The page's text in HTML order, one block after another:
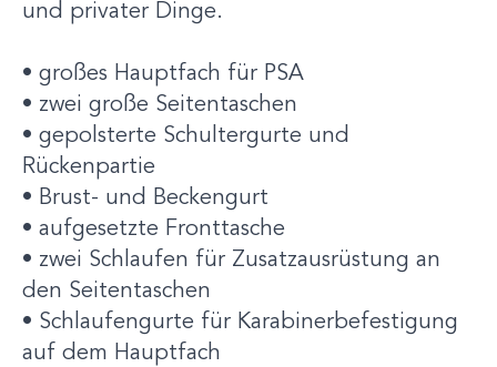
und privater Dinge.
• großes Hauptfach für PSA
• zwei große Seitentaschen
• gepolsterte Schultergurte und
Rückenpartie
• Brust- und Beckengurt
• aufgesetzte Fronttasche
• zwei Schlaufen für Zusatzausrüstung an
den Seitentaschen
• Schlaufengurte für Karabinerbefestigung
auf dem Hauptfach